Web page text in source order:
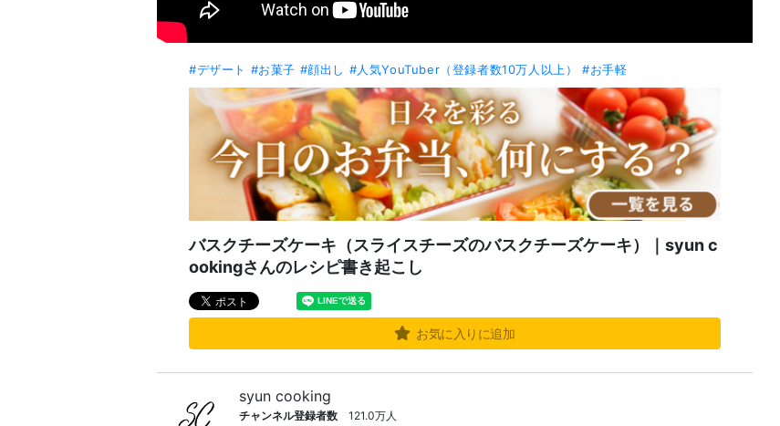
#デザート #お菓子 #顔出し #人気YouTuber（登録者数10万人以上） #お手軽
バスクチーズケーキ（スライスチーズのバスクチーズケーキ）｜syun c
ookingさんのレシピ書き起こし
お気に入りに追加
syun cooking
チャンネル登録者数
121.0万人